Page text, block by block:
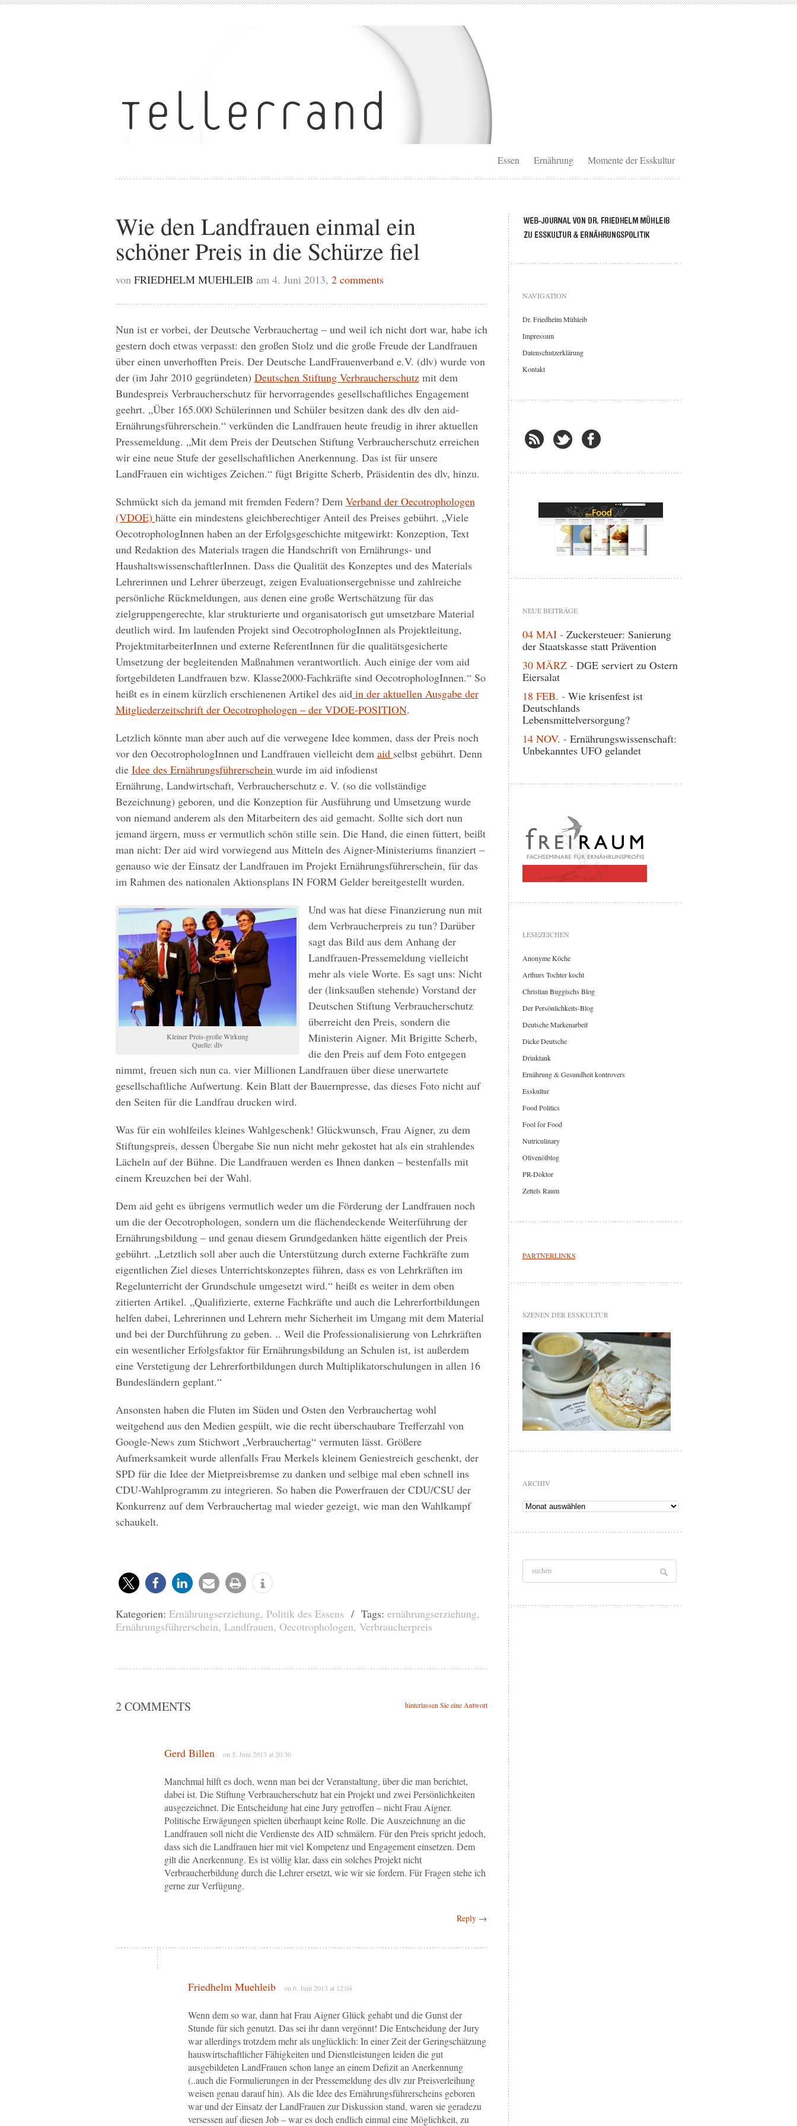
Essen Ernährung Momente der Esskultur
Wie den Landfrauen einmal ein
schöner Preis in die Schürze fiel
von FRIEDHELM MUEHLEIB am 4. Juni 2013, 2 comments
Nun ist er vorbei, der Deutsche Verbrauchertag – und weil ich nicht dort war, habe ich
gestern doch etwas verpasst: den großen Stolz und die große Freude der Landfrauen
über einen unverhofften Preis. Der Deutsche LandFrauenverband e.V. (dlv) wurde von
der (im Jahr 2010 gegründeten) Deutschen Stiftung Verbraucherschutzmit dem
Bundespreis Verbraucherschutz für hervorragendes gesellschaftliches Engagement
geehrt. „Über 165.000 Schülerinnen und Schüler besitzen dank des dlv den aid-
Ernährungsführerschein.“ verkünden die Landfrauen heute freudig in ihrer aktuellen
Pressemeldung. „Mit dem Preis der Deutschen Stiftung Verbraucherschutz erreichen
wir eine neue Stufe der gesellschaftlichen Anerkennung. Das ist für unsere
LandFrauen ein wichtiges Zeichen.“ fügt Brigitte Scherb, Präsidentin des dlv, hinzu.
Schmückt sich da jemand mit fremden Federn? Dem Verband der Oecotrophologen
(VDOE) hätte ein mindestens gleichberechtiger Anteil des Preises gebührt. „Viele
OecotrophologInnen haben an der Erfolgsgeschichte mitgewirkt: Konzeption, Text
und Redaktion des Materials tragen die Handschrift von Ernährungs- und
HaushaltswissenschaftlerInnen. Dass die Qualität des Konzeptes und des Materials
Lehrerinnen und Lehrer überzeugt, zeigen Evaluationsergebnisse und zahlreiche
persönliche Rückmeldungen, aus denen eine große Wertschätzung für das
zielgruppengerechte, klar strukturierte und organisatorisch gut umsetzbare Material
deutlich wird. Im laufenden Projekt sind OecotrophologInnen als Projektleitung,
ProjektmitarbeiterInnen und externe ReferentInnen für die qualitätsgesicherte
Umsetzung der begleitenden Maßnahmen verantwortlich. Auch einige der vom aid
fortgebildeten Landfrauen bzw. Klasse2000-Fachkräfte sind OecotrophologInnen.“ So
heißt es in einem kürzlich erschienenen Artikel des aidin der aktuellen Ausgabe der
Mitgliederzeitschrift der Oecotrophologen – der VDOE-POSITION.
Letzlich könnte man aber auch auf die verwegene Idee kommen, dass der Preis noch
vor den OecotrophologInnen und Landfrauen vielleicht dem aid selbst gebührt. Denn
die Idee des Ernährungsführerschein wurde im aid infodienst
Ernährung, Landwirtschaft, Verbraucherschutz e. V. (so die vollständige
Bezeichnung) geboren, und die Konzeption für Ausführung und Umsetzung wurde
von niemand anderem als den Mitarbeitern des aid gemacht. Sollte sich dort nun
jemand ärgern, muss er vermutlich schön stille sein. Die Hand, die einen füttert, beißt
man nicht: Der aid wird vorwiegend aus Mitteln des Aigner-Ministeriums finanziert –
genauso wie der Einsatz der Landfrauen im Projekt Ernährungsführerschein, für das
im Rahmen des nationalen Aktionsplans IN FORM Gelder bereitgestellt wurden.
Kleiner Preis-große Wirkung
Quelle: dlv
Und was hat diese Finanzierung nun mit
dem Verbraucherpreis zu tun? Darüber
sagt das Bild aus dem Anhang der
Landfrauen-Pressemeldung vielleicht
mehr als viele Worte. Es sagt uns: Nicht
der (linksaußen stehende) Vorstand der
Deutschen Stiftung Verbraucherschutz
überreicht den Preis, sondern die
Ministerin Aigner. Mit Brigitte Scherb,
die den Preis auf dem Foto entgegen
nimmt, freuen sich nun ca. vier Millionen Landfrauen über diese unerwartete
gesellschaftliche Aufwertung. Kein Blatt der Bauernpresse, das dieses Foto nicht auf
den Seiten für die Landfrau drucken wird.
Was für ein wohlfeiles kleines Wahlgeschenk! Glückwunsch, Frau Aigner, zu dem
Stiftungspreis, dessen Übergabe Sie nun nicht mehr gekostet hat als ein strahlendes
Lächeln auf der Bühne. Die Landfrauen werden es Ihnen danken – bestenfalls mit
einem Kreuzchen bei der Wahl.
Dem aid geht es übrigens vermutlich weder um die Förderung der Landfrauen noch
um die der Oecotrophologen, sondern um die flächendeckende Weiterführung der
Ernährungsbildung – und genau diesem Grundgedanken hätte eigentlich der Preis
gebührt. „Letztlich soll aber auch die Unterstützung durch externe Fachkräfte zum
eigentlichen Ziel dieses Unterrichtskonzeptes führen, dass es von Lehrkräften im
Regelunterricht der Grundschule umgesetzt wird.“ heißt es weiter in dem oben
zitierten Artikel. „Qualifizierte, externe Fachkräfte und auch die Lehrerfortbildungen
helfen dabei, Lehrerinnen und Lehrern mehr Sicherheit im Umgang mit dem Material
und bei der Durchführung zu geben. .. Weil die Professionalisierung von Lehrkräften
ein wesentlicher Erfolgsfaktor für Ernährungsbildung an Schulen ist, ist außerdem
eine Verstetigung der Lehrerfortbildungen durch Multiplikatorschulungen in allen 16
Bundesländern geplant.“
Ansonsten haben die Fluten im Süden und Osten den Verbrauchertag wohl
weitgehend aus den Medien gespült, wie die recht überschaubare Trefferzahl von
Google-News zum Stichwort „Verbrauchertag“ vermuten lässt. Größere
Aufmerksamkeit wurde allenfalls Frau Merkels kleinem Geniestreich geschenkt, der
SPD für die Idee der Mietpreisbremse zu danken und selbige mal eben schnell ins
CDU-Wahlprogramm zu integrieren. So haben die Powerfrauen der CDU/CSU der
Konkurrenz auf dem Verbrauchertag mal wieder gezeigt, wie man den Wahlkampf
schaukelt.
Kategorien: Ernährungserziehung, Politik des Essens / Tags: ernährungserziehung,
Ernährungsführerschein, Landfrauen, Oecotrophologen, Verbraucherpreis
hinterlassen Sie eine Antwort
2 COMMENTS
Gerd Billen on 5. Juni 2013 at 20:30
Manchmal hilft es doch, wenn man bei der Veranstaltung, über die man berichtet,
dabei ist. Die Stiftung Verbraucherschutz hat ein Projekt und zwei Persönlichkeiten
ausgezeichnet. Die Entscheidung hat eine Jury getroffen – nicht Frau Aigner.
Politische Erwägungen spielten überhaupt keine Rolle. Die Auszeichnung an die
Landfrauen soll nicht die Verdienste des AID schmälern. Für den Preis spricht jedoch,
dass sich die Landfrauen hier mit viel Kompetenz und Engagement einsetzen. Dem
gilt die Anerkennung. Es ist völlig klar, dass ein solches Projekt nicht
Verbraucherbildung durch die Lehrer ersetzt, wie wir sie fordern. Für Fragen stehe ich
gerne zur Verfügung.
Reply →
Friedhelm Muehleib on 6. Juni 2013 at 12:04
Wenn dem so war, dann hat Frau Aigner Glück gehabt und die Gunst der
Stunde für sich genutzt. Das sei ihr dann vergönnt! Die Entscheidung der Jury
war allerdings trotzdem mehr als unglücklich: In einer Zeit der Geringschätzung
hauswirtschaftlicher Fähigkeiten und Dienstleistungen leiden die gut
ausgebildeten LandFrauen schon lange an einem Defizit an Anerkennung
(..auch die Formulierungen in der Pressemeldung des dlv zur Preisverleihung
weisen genau darauf hin). Als die Idee des Ernährungsführerscheins geboren
war und der Einsatz der LandFrauen zur Diskussion stand, waren sie geradezu
versessen auf diesen Job – war es doch endlich einmal eine Möglichkeit, zu
NAVIGATION
Dr. Friedhelm Mühleib
Impressum
Datenschutzerklärung
Kontakt
NEUE BEITRÄGE
04 MAI - Zuckersteuer: Sanierung
der Staatskasse statt Prävention
30 MÄRZ - DGE serviert zu Ostern
Eiersalat
18 FEB. - Wie krisenfest ist
Deutschlands
Lebensmittelversorgung?
14 NOV. - Ernährungswissenschaft:
Unbekanntes UFO gelandet
LESEZEICHEN
Anonyme Köche
Arthurs Tochter kocht
Christian Buggischs Blog
Der Persönlichkeits-Blog
Deutsche Markenarbeit
Dicke Deutsche
Drinktank
Ernährung & Gesundheit kontrovers
Esskultur
Food Politics
Fool for Food
Nutriculinary
Olivenölblog
PR-Doktor
Zettels Raum
PARTNERLINKS
SZENEN DER ESSKULTUR
ARCHIV
Archiv